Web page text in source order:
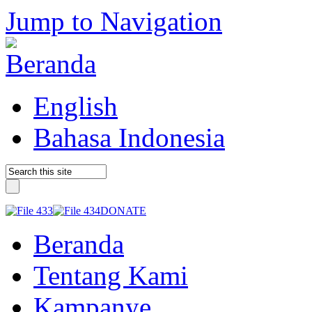
Jump to Navigation
English
Bahasa Indonesia
DONATE
Beranda
Tentang Kami